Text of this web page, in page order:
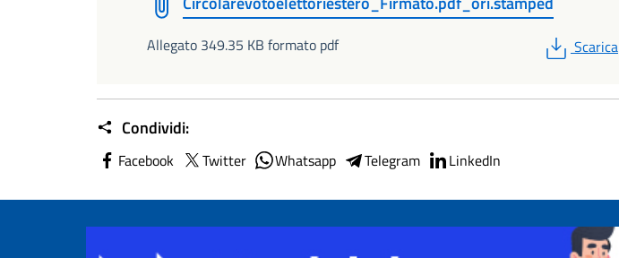
Allegato 349.35 KB formato pdf PDF
Scarica
Condividi:
Facebook Twitter Whatsapp Telegram LinkedIn